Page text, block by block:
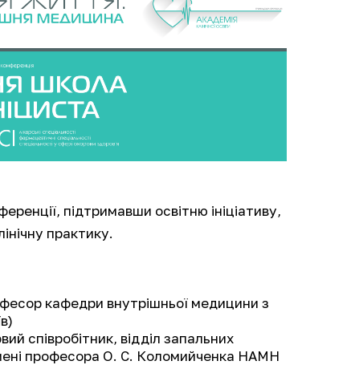
підтримавши освітню ініціативу,
практику.
кафедри внутрішньої медицини з
співробітник, відділ запальних
професора О. С. Коломийченка НАМН